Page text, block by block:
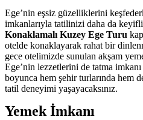
Ege’nin eşsiz güzelliklerini
imkanlarıyla tatilinizi daha da
Konaklamalı Kuzey Ege Turu
otelde konaklayarak rahat bir
gece otelimizde sunulan akşam
Ege’nin lezzetlerini de tatma
boyunca hem şehir turlarında hem
tatil deneyimi yaşayacaksınız.
Yemek İmkanı